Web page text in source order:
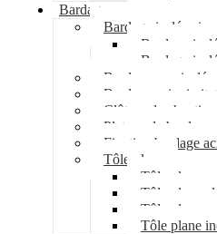
Bardage
Bardage isolé acier
Bardage
Bardage
Bardage non isolé
Bardage acier
Clôture de chantier
Plateau de bardage
Fixation bardage
Tôle plane
Tôle plane
Tôle plane
Tôle plane
Tôle plane